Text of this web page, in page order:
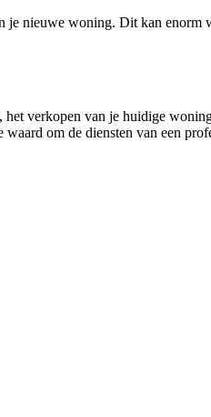
je nieuwe woning. Dit kan enorm
verkopen van je huidige
om de diensten van een